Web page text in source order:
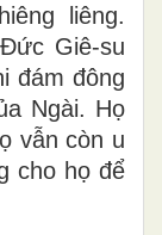
liêng.
Giê-su
đám đông
Ngài. Họ
vẫn còn u
cho họ để